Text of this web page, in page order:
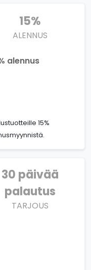
15%
ALENNUS
alennus
15%
30 päivää
palautus
TARJOUS